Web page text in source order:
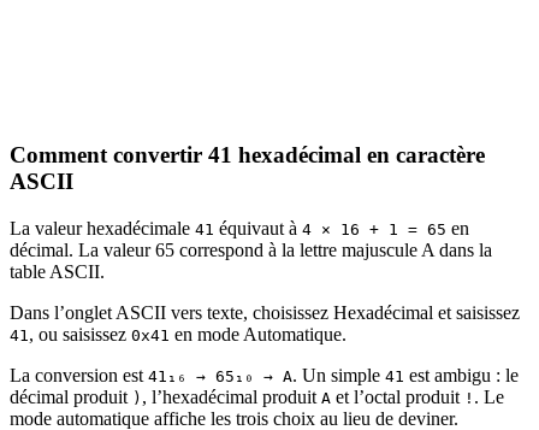
Comment convertir 41 hexadécimal en caractère
ASCII
La valeur hexadécimale 41 équivaut à 4 × 16 + 1 = 65 en
décimal. La valeur 65 correspond à la lettre majuscule A dans la
table ASCII.
Dans l’onglet ASCII vers texte, choisissez Hexadécimal et saisissez
41 , ou saisissez 0x41 en mode Automatique.
La conversion est 41₁₆ → 65₁₀ → A. Un simple 41 est ambigu : le
décimal produit ) , l’hexadécimal produit A et l’octal produit ! . Le
mode automatique affiche les trois choix au lieu de deviner.